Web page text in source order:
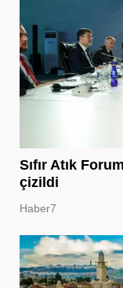
Sıfır Atık
çizildi
Haber7